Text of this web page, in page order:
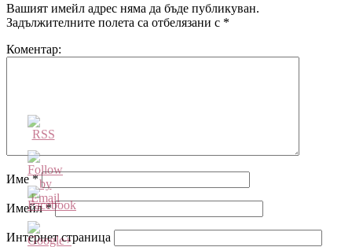
Вашият имейл адрес няма да бъде публикуван.
Задължителните полета са отбелязани с *
Коментар:
Име*
Имейл*
Интернет страница